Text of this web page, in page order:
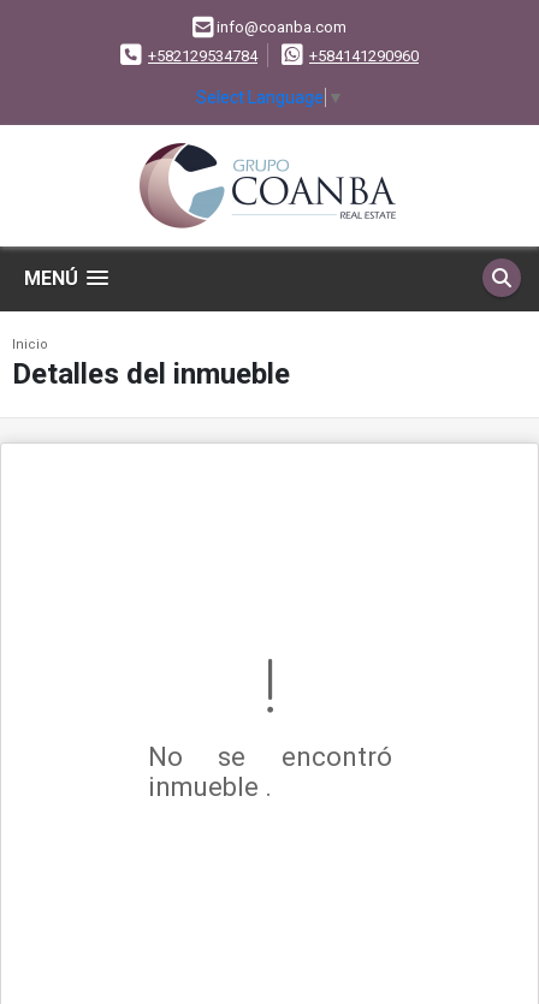
info@coanba.com
+582129534784
+584141290960
Select Language ▼
MENÚ
Inicio
Detalles del inmueble
No se encontró
inmueble .